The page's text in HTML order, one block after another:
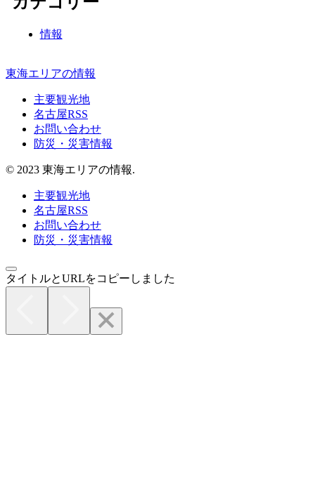
情報
東海エリアの情報
主要観光地
名古屋RSS
お問い合わせ
防災・災害情報
© 2023 東海エリアの情報.
主要観光地
名古屋RSS
お問い合わせ
防災・災害情報
タイトルとURLをコピーしました